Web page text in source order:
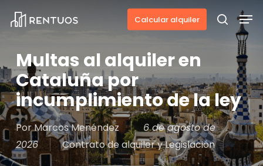
content
Calcular alquiler search
Multas al alquiler en
Cataluña por
incumplimiento de la ley
PorMarcos Menéndez
6 de agosto de
2026
Contrato de alquiler y Legislación